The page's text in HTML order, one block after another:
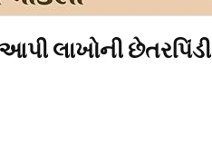
લાખોની છેતરપિંડી